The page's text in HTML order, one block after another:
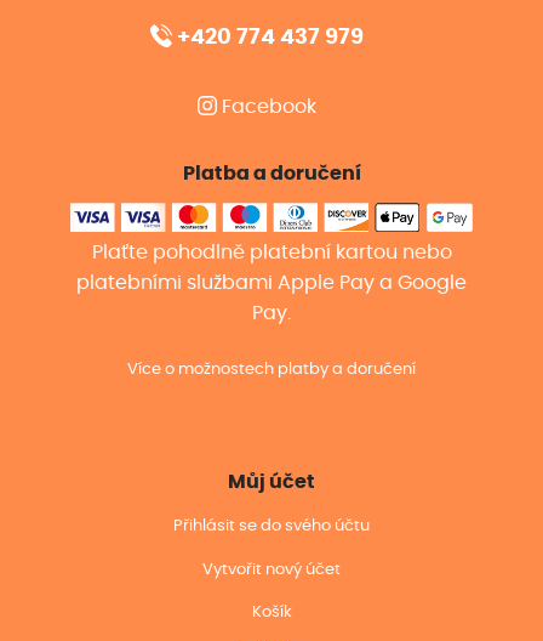
+420 774 437 979
Facebook
Platba a doručení
Plaťte pohodlně platební kartou nebo
platebními službami Apple Pay a Google
Pay.
Více o možnostech platby a doručení
Můj účet
Přihlásit se do svého účtu
Vytvořit nový účet
Košík